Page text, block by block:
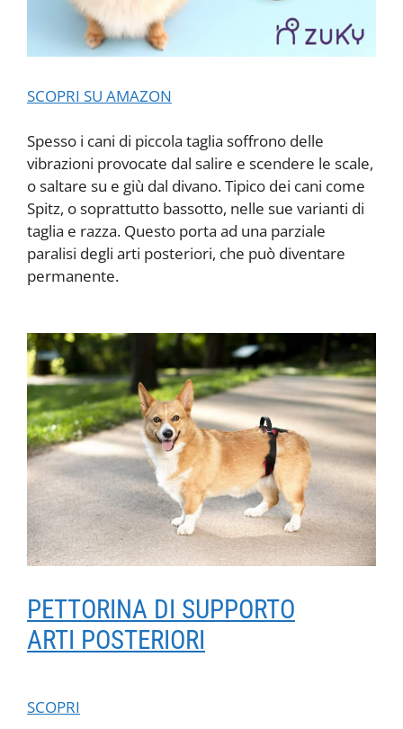
SCOPRI SU AMAZON
Spesso i cani di piccola taglia soffrono delle
vibrazioni provocate dal salire e scendere le scale,
o saltare su e giù dal divano. Tipico dei cani come
Spitz, o soprattutto bassotto, nelle sue varianti di
taglia e razza. Questo porta ad una parziale
paralisi degli arti posteriori, che può diventare
permanente.
PETTORINA DI SUPPORTO
ARTI POSTERIORI
SCOPRI